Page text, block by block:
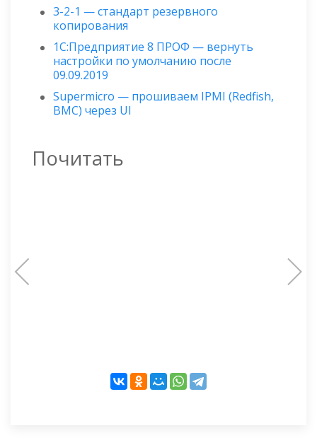
3-2-1 — стандарт резервного
копирования
1С:Предприятие 8 ПРОФ — вернуть
настройки по умолчанию после
09.09.2019
Supermicro — прошиваем IPMI (Redfish,
BMC) через UI
Почитать